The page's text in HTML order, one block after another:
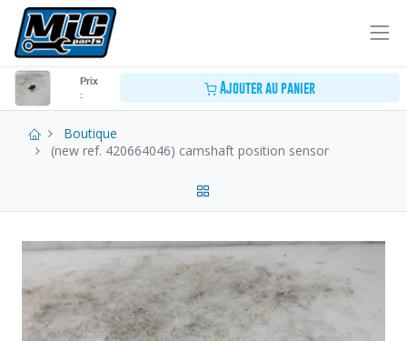
Prix
:
Ajouter au panier
Boutique
(new ref. 420664046) camshaft position sensor